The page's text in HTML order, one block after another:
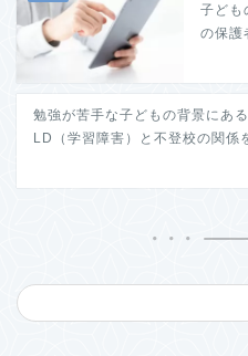
子ども
の保護
勉強が苦手な子どもの背景にある
LD（学習障害）と不登校の関係